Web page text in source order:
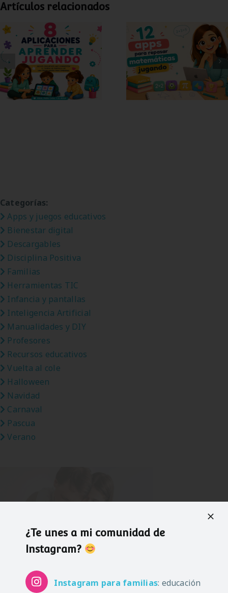
Artículos relacionados
8 apps para
aprender jugando
12 apps de
matemáticas para
niños
Categorías:
Apps y juegos educativos
Bienestar digital
Descargables
Disciplina Positiva
Familias
Herramientas TIC
Infancia y pantallas
Inteligencia Artificial
Manualidades y DIY
Profesores
Recursos educativos
Vuelta al cole
Halloween
Navidad
Carnaval
Pascua
Verano
¿Te unes a mi comunidad de
Instagram?
Instagram para familias: educación